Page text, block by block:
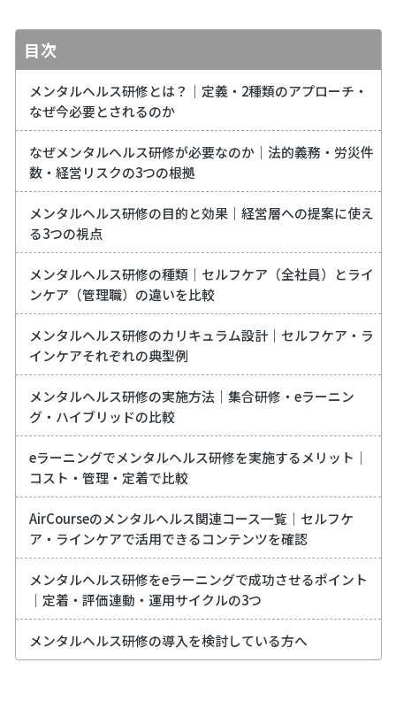
目次
メンタルヘルス研修とは？｜定義・2種類のアプローチ・
なぜ今必要とされるのか
なぜメンタルヘルス研修が必要なのか｜法的義務・労災件
数・経営リスクの3つの根拠
メンタルヘルス研修の目的と効果｜経営層への提案に使え
る3つの視点
メンタルヘルス研修の種類｜セルフケア（全社員）とライ
ンケア（管理職）の違いを比較
メンタルヘルス研修のカリキュラム設計｜セルフケア・ラ
インケアそれぞれの典型例
メンタルヘルス研修の実施方法｜集合研修・eラーニン
グ・ハイブリッドの比較
eラーニングでメンタルヘルス研修を実施するメリット｜
コスト・管理・定着で比較
AirCourseのメンタルヘルス関連コース一覧｜セルフケ
ア・ラインケアで活用できるコンテンツを確認
メンタルヘルス研修をeラーニングで成功させるポイント
｜定着・評価連動・運用サイクルの3つ
メンタルヘルス研修の導入を検討している方へ